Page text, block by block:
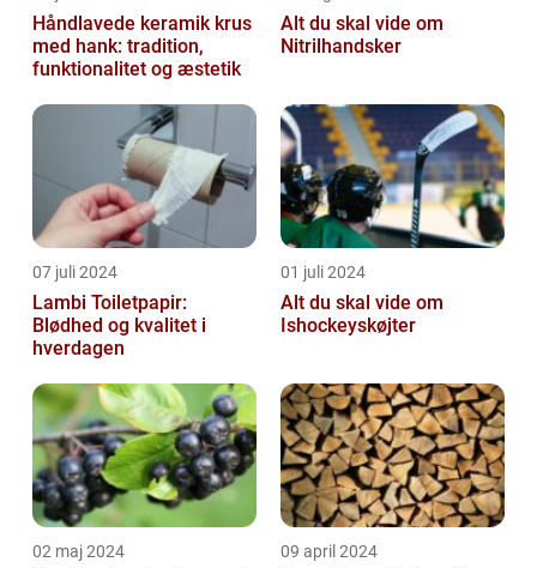
Håndlavede keramik krus
med hank: tradition,
funktionalitet og æstetik
Alt du skal vide om
Nitrilhandsker
07 juli 2024
Lambi Toiletpapir:
Blødhed og kvalitet i
hverdagen
01 juli 2024
Alt du skal vide om
Ishockeyskøjter
02 maj 2024 09 april 2024